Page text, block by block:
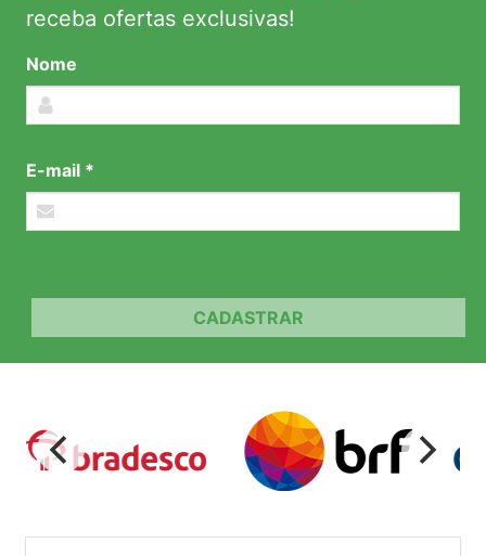
receba ofertas exclusivas!
Nome
E-mail *
CADASTRAR